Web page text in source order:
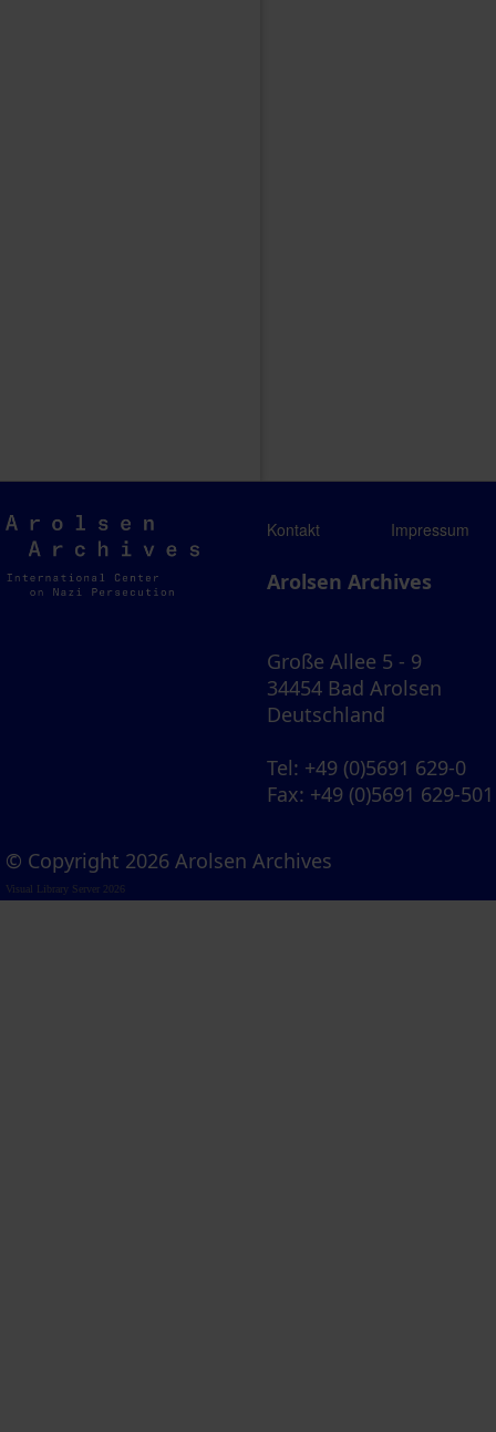
Arolsen
Archives
Kontakt Impressum
Arolsen Archives
Große Allee 5 - 9
34454 Bad Arolsen
Deutschland
Tel: +49 (0)5691 629-0
Fax: +49 (0)5691 629-501
© Copyright 2026 Arolsen Archives
Visual Library Server 2026